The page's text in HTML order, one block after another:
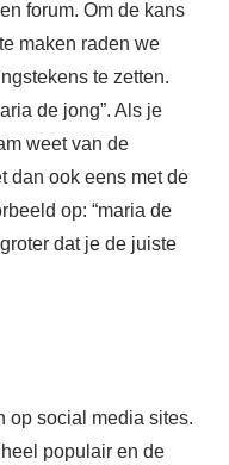
forum. Om de kans
maken raden we
te zetten.
de jong”. Als je
weet van de
dan ook eens met de
op: “maria de
dat je de juiste
op social media sites.
populair en de